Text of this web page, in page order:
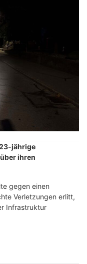
jährige
ihren
gegen einen
Verletzungen erlitt,
Infrastruktur